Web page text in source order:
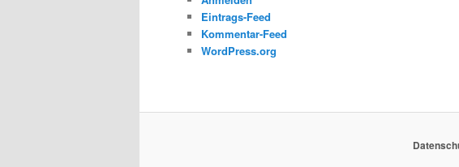
Eintrags-Feed
Kommentar-Feed
WordPress.org